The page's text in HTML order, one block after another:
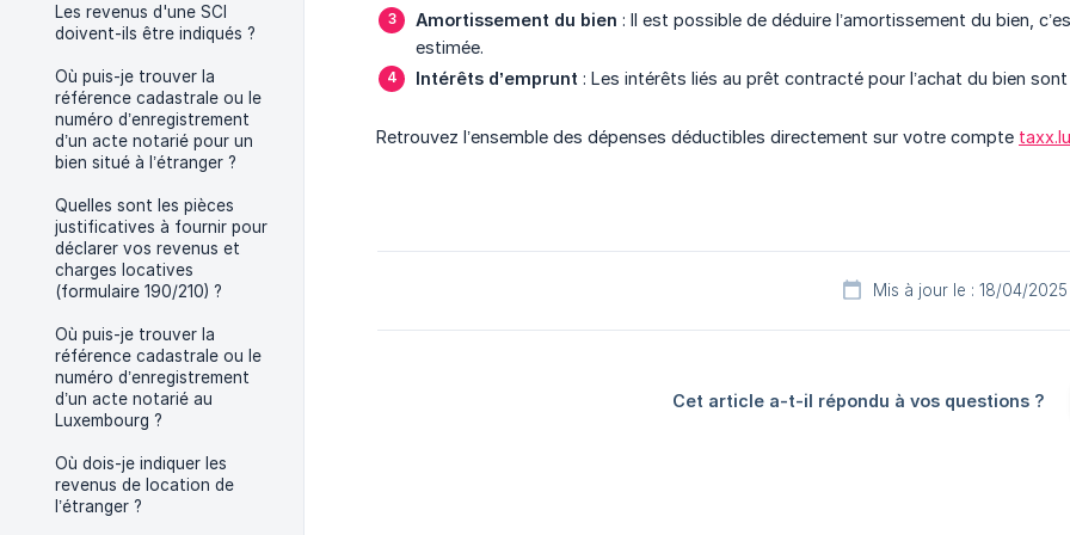
Les revenus d'une SCI
doivent-ils être indiqués ?
Où puis-je trouver la
référence cadastrale ou le
numéro d’enregistrement
d’un acte notarié pour un
bien situé à l’étranger ?
Quelles sont les pièces
justificatives à fournir pour
déclarer vos revenus et
charges locatives
(formulaire 190/210) ?
Où puis-je trouver la
référence cadastrale ou le
numéro d’enregistrement
d’un acte notarié au
Luxembourg ?
Où dois-je indiquer les
revenus de location de
l’étranger ?
Amortissement du bien : Il est possible de déduire l’amortissement du bien,
estimée.
Intérêts d’emprunt : Les intérêts liés au prêt contracté pour l’achat du bien
Retrouvez l’ensemble des dépenses déductibles directement sur votre compte taxx.lu
Mis à jour le : 18/04/2025
Cet article a-t-il répondu à vos questions ?